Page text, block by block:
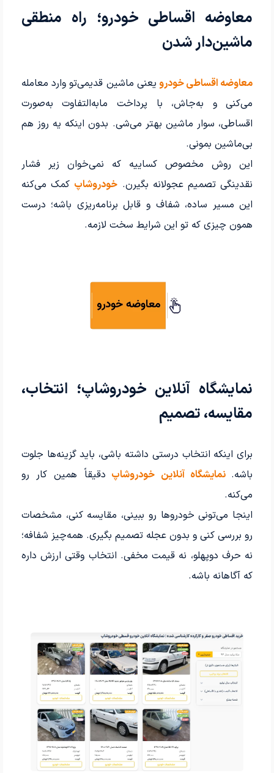
معاوضه اقساطی خودرو؛ راه منطقی
ماشین‌دار شدن
معاوضه اقساطی خودرو یعنی ماشین قدیمی‌تو وارد معامله
می‌کنی و به‌جاش، با پرداخت مابه‌التفاوت به‌صورت
اقساطی، سوار ماشین بهتر می‌شی. بدون اینکه یه روز هم
بی‌ماشین بمونی.
این روش مخصوص کساییه که نمی‌خوان زیر فشار
نقدینگی تصمیم عجولانه بگیرن. خودروشاپ کمک می‌کنه
این مسیر ساده، شفاف و قابل برنامه‌ریزی باشه؛ درست
همون چیزی که تو این شرایط سخت لازمه.
نمایشگاه آنلاین خودروشاپ؛ انتخاب،
مقایسه، تصمیم
برای اینکه انتخاب درستی داشته باشی، باید گزینه‌ها جلوت
باشه. نمایشگاه آنلاین خودروشاپ دقیقاً همین کار رو
می‌کنه.
اینجا می‌تونی خودروها رو ببینی، مقایسه کنی، مشخصات
رو بررسی کنی و بدون عجله تصمیم بگیری. همه‌چیز شفافه؛
نه حرف دوپهلو، نه قیمت مخفی. انتخاب وقتی ارزش داره
که آگاهانه باشه.